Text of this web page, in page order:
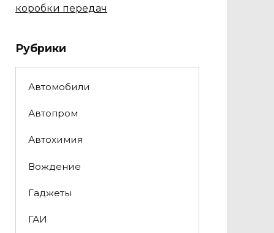
коробки передач
Рубрики
Автомобили
Автопром
Автохимия
Вождение
Гаджеты
ГАИ